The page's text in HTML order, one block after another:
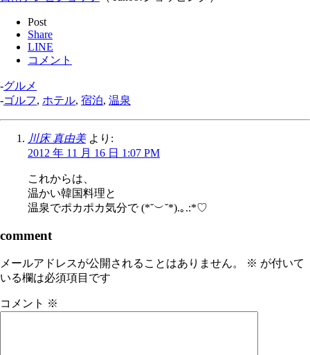
Post
Share
LINE
コメント
-グルメ
-ゴルフ, ホテル, 宿泊, 温泉
川床 真由美 より:
2012 年 11 月 16 日 1:07 PM
これからは、
温かい韓国料理と
温泉でポカポカ気分で (*˘︶˘*).｡.:*♡
comment
メールアドレスが公開されることはありません。 ※ が付いて
いる欄は必須項目です
コメント ※